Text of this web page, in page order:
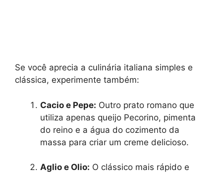
Se você aprecia a culinária italiana simples e
clássica, experimente também:
Cacio e Pepe: Outro prato romano que
utiliza apenas queijo Pecorino, pimenta
do reino e a água do cozimento da
massa para criar um creme delicioso.
Aglio e Olio: O clássico mais rápido e